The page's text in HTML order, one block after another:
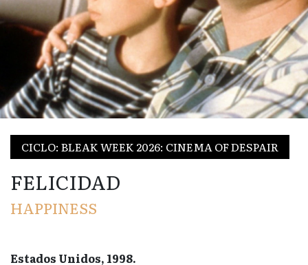
CICLO: BLEAK WEEK 2026: CINEMA OF DESPAIR
FELICIDAD
HAPPINESS
Estados Unidos, 1998.